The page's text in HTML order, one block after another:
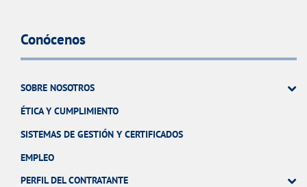
Conócenos
SOBRE NOSOTROS
ÉTICA Y CUMPLIMIENTO
SISTEMAS DE GESTIÓN Y CERTIFICADOS
EMPLEO
PERFIL DEL CONTRATANTE